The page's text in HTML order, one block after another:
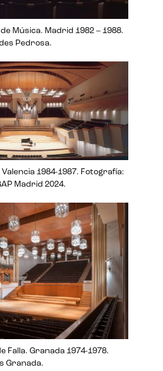
Música. Madrid 1982 – 1988.
Pedrosa.
Valencia 1984-1987. Fotografía:
Madrid 2024.
Falla. Granada 1974-1978.
Granada.